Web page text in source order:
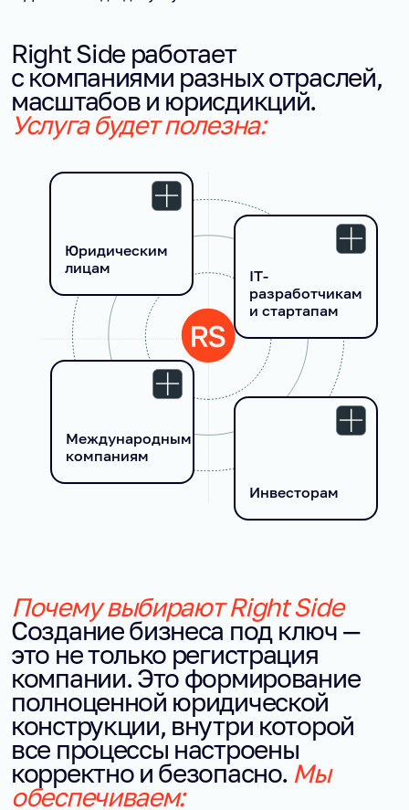
Right Side работает
с компаниями разных отраслей,
масштабов и юрисдикций.
Услуга будет полезна:
Юридическим
лицам
Инвесторам
IT-
разработчикам
и стартапам
Международным
компаниям
Почему выбирают Right Side
Создание бизнеса под ключ —
это не только регистрация
компании. Это формирование
полноценной юридической
конструкции, внутри которой
все процессы настроены
корректно и безопасно. Мы
обеспечиваем: